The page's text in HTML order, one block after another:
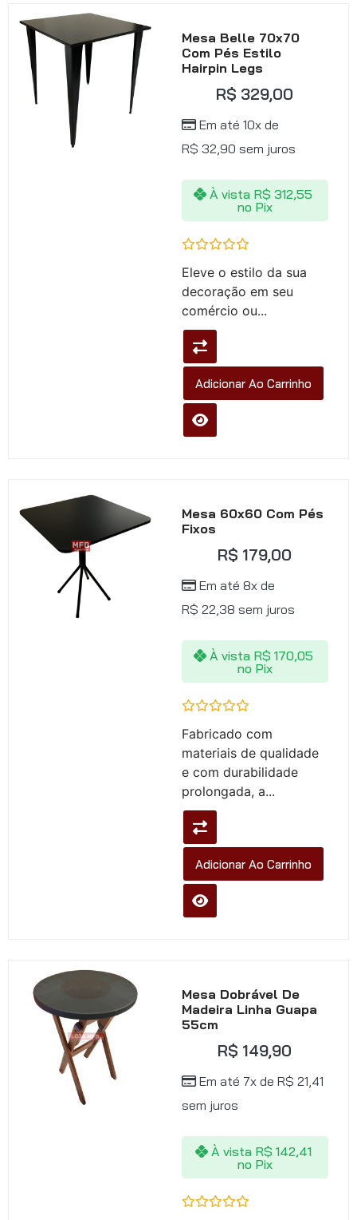
Mesa Belle 70x70
Com Pés Estilo
Hairpin Legs
R$ 329,00
Em até 10x de
R$ 32,90 sem juros
À vista R$ 312,55
no Pix
0
de
5
Eleve o estilo da sua
decoração em seu
comércio ou...
Adicionar Ao Carrinho
Mesa 60x60 Com Pés
Fixos
R$ 179,00
Em até 8x de
R$ 22,38 sem juros
À vista R$ 170,05
no Pix
0
5
Fabricado com
materiais de qualidade
e com durabilidade
prolongada, a...
Adicionar Ao Carrinho
Mesa Dobrável De
Madeira Linha Guapa
55cm
R$ 149,90
Em até 7x de R$ 21,41
sem juros
À vista R$ 142,41
no Pix